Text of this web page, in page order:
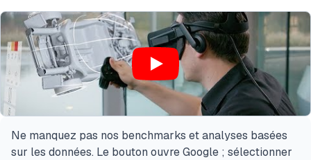
Ne manquez pas nos benchmarks et analyses basées
sur les données. Le bouton ouvre Google ; sélectionner